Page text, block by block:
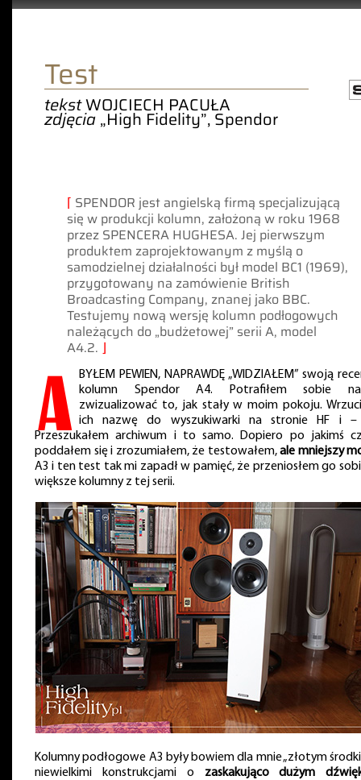
Test
tekstWOJCIECH PACUŁA
zdjęcia„High Fidelity”, Spendor
⌈ SPENDOR jest angielską firmą specjalizującą
się w produkcji kolumn, założoną w roku 1968
przez SPENCERA HUGHESA. Jej pierwszym
produktem zaprojektowanym z myślą o
samodzielnej działalności był model BC1 (1969),
przygotowany na zamówienie British
Broadcasting Company, znanej jako BBC.
Testujemy nową wersję kolumn podłogowych
należących do „budżetowej” serii A, model
A4.2. ⌋
A BYŁEM PEWIEN, NAPRAWDĘ „WIDZIAŁEM” swoją
kolumn Spendor A4. Potrafiłem sobie
zwizualizować to, jak stały w moim pokoju.
ich nazwę do wyszukiwarki na stronie HF i –
Przeszukałem archiwum i to samo. Dopiero po jakimś
poddałem się i zrozumiałem, że testowałem,ale mniejszy
A3 i ten test tak mi zapadł w pamięć, że przeniosłem go
większe kolumny z tej serii.
Kolumny podłogowe A3 były bowiem dla mnie „złotym
niewielkimi konstrukcjami o zaskakująco dużym